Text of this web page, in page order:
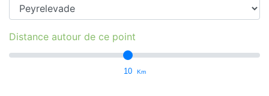
Distance autour de ce point
10 Km